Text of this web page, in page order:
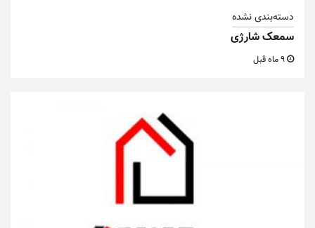
دسته‌بندی نشده
سمعک شارژی